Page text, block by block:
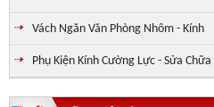
Vách Ngăn Văn Phòng Nhôm - Kính
Phụ Kiện Kính Cường Lực - Sửa Chữa